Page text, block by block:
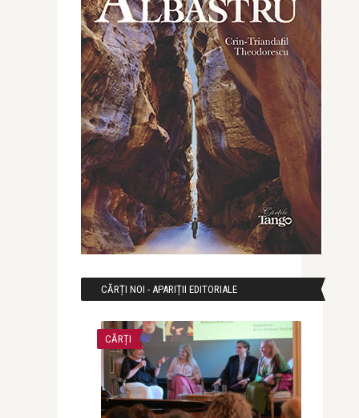
CĂRȚI NOI - APARIȚII EDITORIALE
CĂRȚI